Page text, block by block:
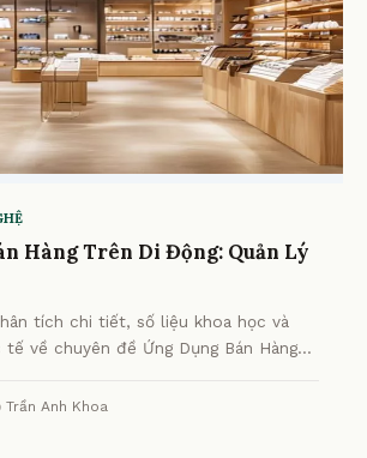
Hàng Trên Di Động: Quản Lý
tích chi tiết, số liệu khoa học và
về chuyên đề Ứng Dụng Bán Hàng
Anh Khoa